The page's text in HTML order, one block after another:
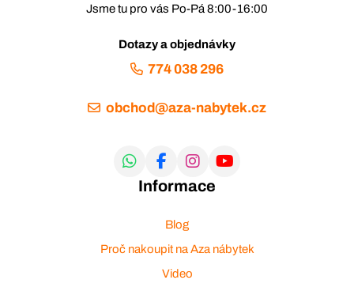
Jsme tu pro vás Po-Pá 8:00-16:00
Dotazy a objednávky
774 038 296
obchod@aza-nabytek.cz
Informace
Blog
Proč nakoupit na Aza nábytek
Video